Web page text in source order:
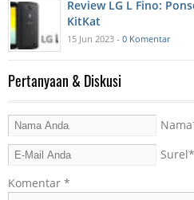
Review LG L Fino:
KitKat
15 Jun 2023 - 0 Komentar
Pertanyaan & Diskusi
Nama
Surel
Komentar *